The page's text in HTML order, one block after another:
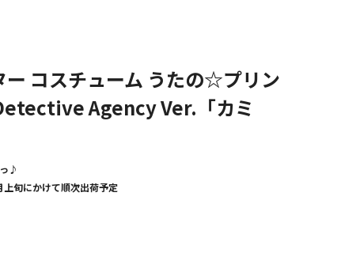
ー コスチューム うたの☆プリン
Agency Ver.「カミ
♪
旬にかけて順次出荷予定